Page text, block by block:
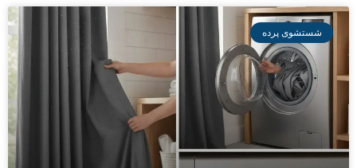
شستشوی پرده